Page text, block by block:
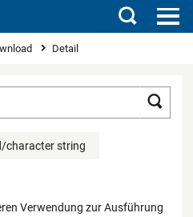
Search
Detail
character string
Verwendung zur Ausführung